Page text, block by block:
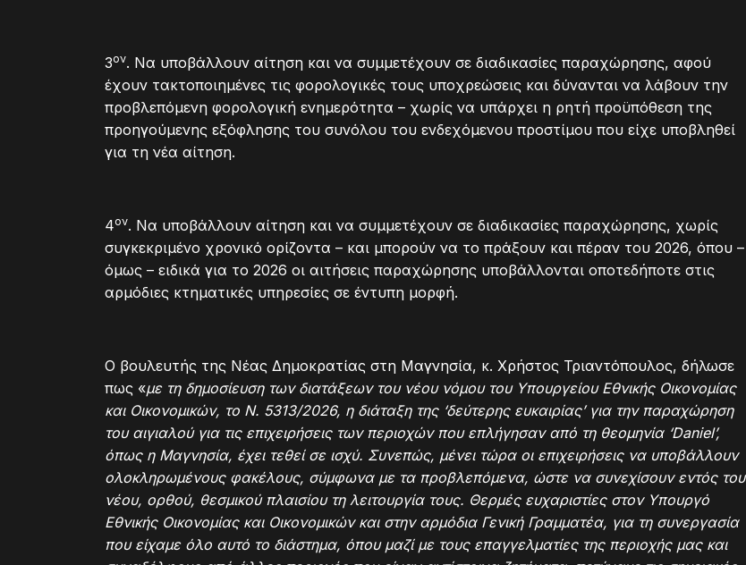
3ον. Να υποβάλλουν αίτηση και να συμμετέχουν σε διαδικασίες παραχώρησης, αφού
έχουν τακτοποιημένες τις φορολογικές τους υποχρεώσεις και δύνανται να λάβουν την
προβλεπόμενη φορολογική ενημερότητα – χωρίς να υπάρχει η ρητή προϋπόθεση της
προηγούμενης εξόφλησης του συνόλου του ενδεχόμενου προστίμου που είχε υποβληθεί
για τη νέα αίτηση.
4ον. Να υποβάλλουν αίτηση και να συμμετέχουν σε διαδικασίες παραχώρησης, χωρίς
συγκεκριμένο χρονικό ορίζοντα – και μπορούν να το πράξουν και πέραν του 2026, όπου –
όμως – ειδικά για το 2026 οι αιτήσεις παραχώρησης υποβάλλονται οποτεδήποτε στις
αρμόδιες κτηματικές υπηρεσίες σε έντυπη μορφή.
Ο βουλευτής της Νέας Δημοκρατίας στη Μαγνησία, κ. Χρήστος Τριαντόπουλος, δήλωσε
πως «με τη δημοσίευση των διατάξεων του νέου νόμου του Υπουργείου Εθνικής Οικονομίας
και Οικονομικών, το Ν. 5313/2026, η διάταξη της ‘δεύτερης ευκαιρίας’ για την παραχώρηση
του αιγιαλού για τις επιχειρήσεις των περιοχών που επλήγησαν από τη θεομηνία ‘Daniel’,
όπως η Μαγνησία, έχει τεθεί σε ισχύ. Συνεπώς, μένει τώρα οι επιχειρήσεις να υποβάλλουν
ολοκληρωμένους φακέλους, σύμφωνα με τα προβλεπόμενα, ώστε να συνεχίσουν εντός του
νέου, ορθού, θεσμικού πλαισίου τη λειτουργία τους. Θερμές ευχαριστίες στον Υπουργό
Εθνικής Οικονομίας και Οικονομικών και στην αρμόδια Γενική Γραμματέα, για τη συνεργασία
που είχαμε όλο αυτό το διάστημα, όπου μαζί με τους επαγγελματίες της περιοχής μας και